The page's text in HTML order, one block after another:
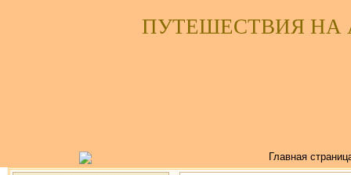
ПУТЕШЕСТВИЯ НА
Главная